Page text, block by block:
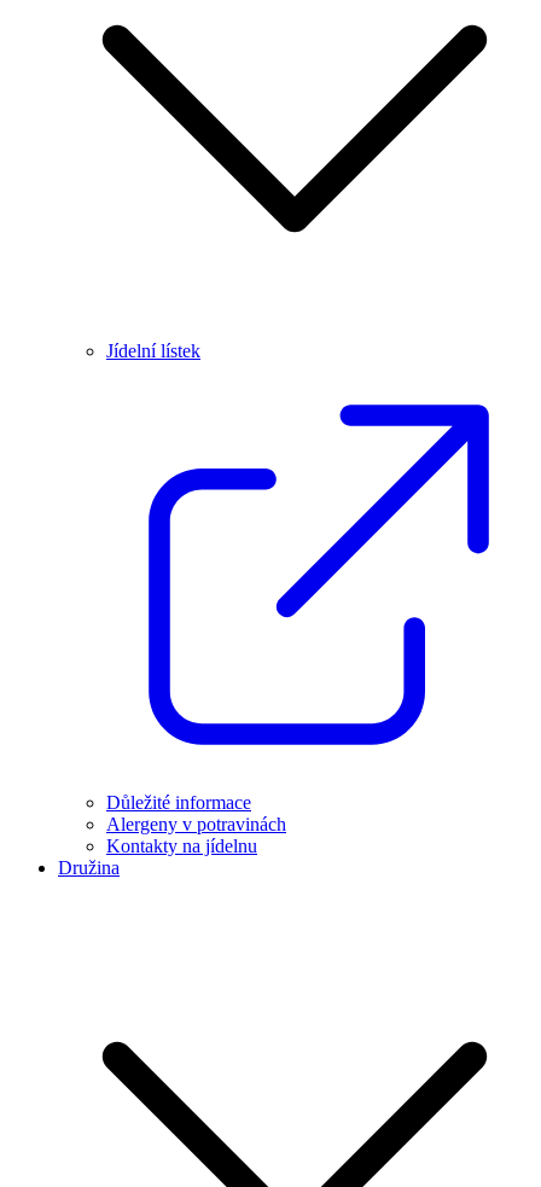
Jídelní lístek
Důležité informace
Alergeny v potravinách
Kontakty na jídelnu
Družina